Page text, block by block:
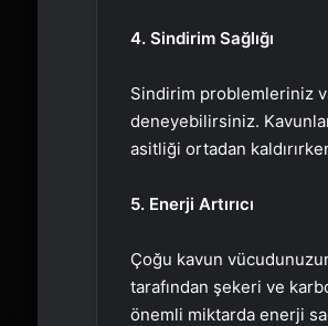
4. Sindirim Sağlığı
Sindirim problemleriniz
deneyebilirsiniz.
asitliği ortadan
5. Enerji Artırıcı
Çoğu kavun
tarafından şekeri ve
önemli miktarda enerji